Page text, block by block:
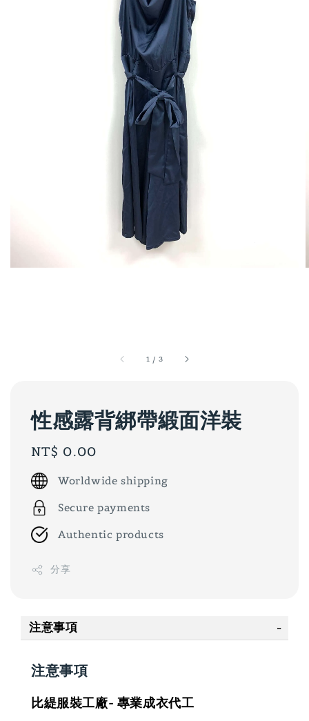
1 / 3
性感露背綁帶緞面洋裝
Regular
price
NT$ 0.00
Worldwide shipping
Secure payments
Authentic products
分享
注意事項
注意事項
比緹服裝工廠- 專業成衣代工